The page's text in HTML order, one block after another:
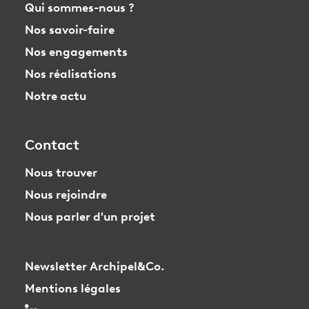
Qui sommes-nous ?
Nos savoir-faire
Nos engagements
Nos réalisations
Notre actu
Contact
Nous trouver
Nous rejoindre
Nous parler d'un projet
Newsletter Archipel&Co.
Mentions légales